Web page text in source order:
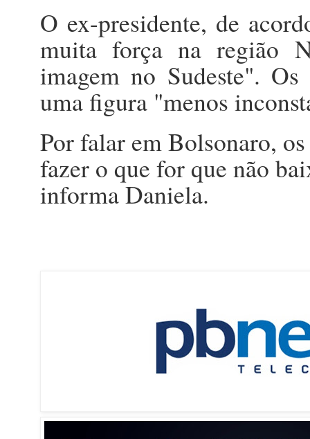
O ex-presidente, de
muita força na região
imagem no Sudeste".
uma figura "menos
Por falar em Bolsonaro,
fazer o que for que não
informa Daniela.